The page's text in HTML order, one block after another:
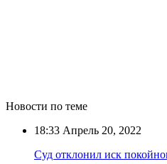
Новости по теме
18:33 Апрель 20, 2022
Суд отклонил иск